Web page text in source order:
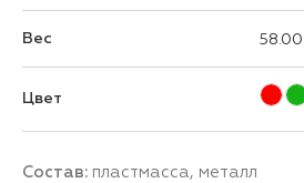
Вес 58.00
Цвет
Состав: пластмасса, металл